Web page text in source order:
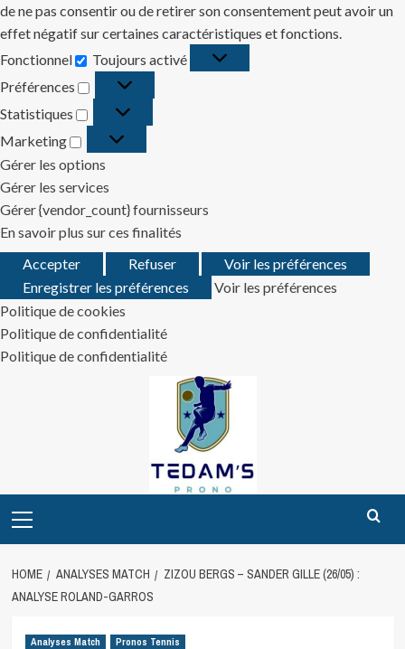
de ne pas consentir ou de retirer son consentement peut avoir un
effet négatif sur certaines caractéristiques et fonctions.
Fonctionnel
Fonctionnel
Toujours activé
Préférences
Préférences
Statistiques
Statistiques
Marketing
Marketing
Gérer les options
Gérer les services
Gérer {vendor_count} fournisseurs
En savoir plus sur ces finalités
Accepter
Refuser
Voir les préférences
Enregistrer les préférences
Voir les préférences
Politique de cookies
Politique de confidentialité
Politique de confidentialité
Menu
HOME ANALYSES MATCH
ZIZOU BERGS – SANDER GILLE (26/05) :
ANALYSE ROLAND-GARROS
Analyses Match Pronos Tennis